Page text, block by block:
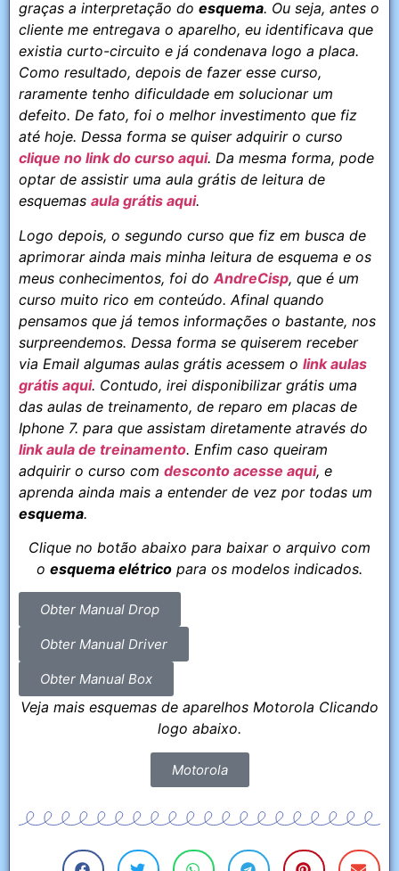
graças a interpretação do esquema. Ou seja, antes o
cliente me entregava o aparelho, eu identificava que
existia curto-circuito e já condenava logo a placa.
Como resultado, depois de fazer esse curso,
raramente tenho dificuldade em solucionar um
defeito. De fato, foi o melhor investimento que fiz
até hoje. Dessa forma se quiser adquirir o curso
clique no link do curso aqui. Da mesma forma, pode
optar de assistir uma aula grátis de leitura de
esquemas aula grátis aqui.
Logo depois, o segundo curso que fiz em busca de
aprimorar ainda mais minha leitura de esquema e os
meus conhecimentos, foi do AndreCisp, que é um
curso muito rico em conteúdo. Afinal quando
pensamos que já temos informações o bastante, nos
surpreendemos. Dessa forma se quiserem receber
via Email algumas aulas grátis acessem o link aulas
grátis aqui. Contudo, irei disponibilizar grátis uma
das aulas de treinamento, de reparo em placas de
Iphone 7. para que assistam diretamente através do
link aula de treinamento. Enfim caso queiram
adquirir o curso com desconto acesse aqui, e
aprenda ainda mais a entender de vez por todas um
esquema.
Clique no botão abaixo para baixar o arquivo com
o esquema elétrico para os modelos indicados.
Obter Manual Drop
Obter Manual Driver
Obter Manual Box
Veja mais esquemas de aparelhos Motorola Clicando
logo abaixo.
Motorola